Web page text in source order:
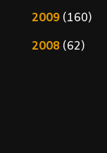
2009(160)
2008(62)